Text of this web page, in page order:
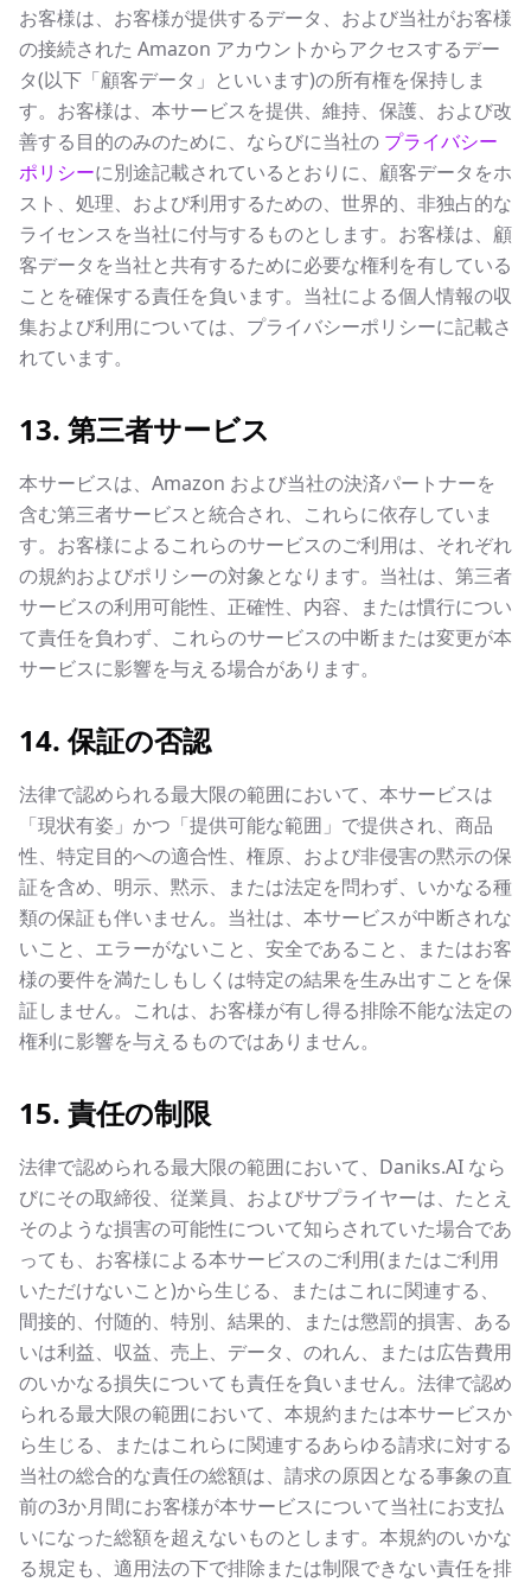
お客様は、お客様が提供するデータ、および当社がお客様
の接続された Amazon アカウントからアクセスするデー
タ(以下「顧客データ」といいます)の所有権を保持しま
す。お客様は、本サービスを提供、維持、保護、および改
善する目的のみのために、ならびに当社の プライバシー
ポリシーに別途記載されているとおりに、顧客データをホ
スト、処理、および利用するための、世界的、非独占的な
ライセンスを当社に付与するものとします。お客様は、顧
客データを当社と共有するために必要な権利を有している
ことを確保する責任を負います。当社による個人情報の収
集および利用については、プライバシーポリシーに記載さ
れています。
13. 第三者サービス
本サービスは、Amazon および当社の決済パートナーを
含む第三者サービスと統合され、これらに依存していま
す。お客様によるこれらのサービスのご利用は、それぞれ
の規約およびポリシーの対象となります。当社は、第三者
サービスの利用可能性、正確性、内容、または慣行につい
て責任を負わず、これらのサービスの中断または変更が本
サービスに影響を与える場合があります。
14. 保証の否認
法律で認められる最大限の範囲において、本サービスは
「現状有姿」かつ「提供可能な範囲」で提供され、商品
性、特定目的への適合性、権原、および非侵害の黙示の保
証を含め、明示、黙示、または法定を問わず、いかなる種
類の保証も伴いません。当社は、本サービスが中断されな
いこと、エラーがないこと、安全であること、またはお客
様の要件を満たしもしくは特定の結果を生み出すことを保
証しません。これは、お客様が有し得る排除不能な法定の
権利に影響を与えるものではありません。
15. 責任の制限
法律で認められる最大限の範囲において、Daniks.AI なら
びにその取締役、従業員、およびサプライヤーは、たとえ
そのような損害の可能性について知らされていた場合であ
っても、お客様による本サービスのご利用(またはご利用
いただけないこと)から生じる、またはこれに関連する、
間接的、付随的、特別、結果的、または懲罰的損害、ある
いは利益、収益、売上、データ、のれん、または広告費用
のいかなる損失についても責任を負いません。法律で認め
られる最大限の範囲において、本規約または本サービスか
ら生じる、またはこれらに関連するあらゆる請求に対する
当社の総合的な責任の総額は、請求の原因となる事象の直
前の3か月間にお客様が本サービスについて当社にお支払
いになった総額を超えないものとします。本規約のいかな
る規定も、適用法の下で排除または制限できない責任を排